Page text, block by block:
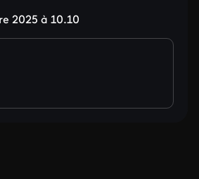
2025 à 10.10
Joseph Bagur' sur Facebook
avec Joseph Bagur' sur X
tourne avec Joseph Bagur' sur LinkedIn